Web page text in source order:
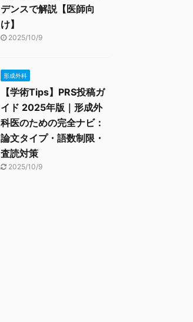
デンスで解説【医師向
け】
2025/10/9
形成外科
【学術Tips】PRS投稿ガ
イド 2025年版｜形成外
科医のための完全ナビ：
論文タイプ・語数制限・
査読対策
2025/10/9